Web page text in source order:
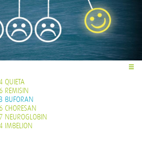
☰
QUIETA
REMISIN
BUFORAN
CHORESAN
NEUROGLOBIN
IMBELION